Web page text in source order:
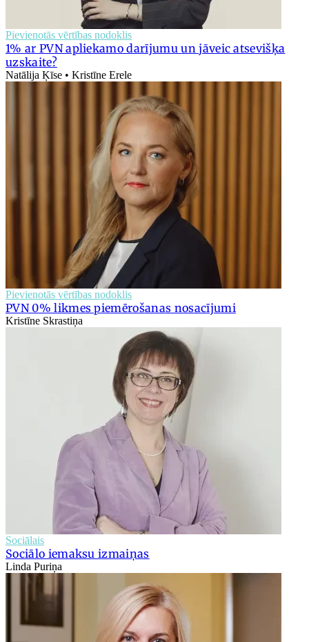
Pievienotās vērtības nodoklis
1% ar PVN apliekamo darījumu un jāveic atsevišķa
uzskaite?
Natālija Ķīse • Kristīne Erele
Pievienotās vērtības nodoklis
PVN 0% likmes piemērošanas nosacījumi
Kristīne Skrastiņa
Sociālais
Sociālo iemaksu izmaiņas
Linda Puriņa